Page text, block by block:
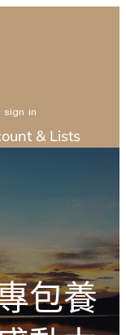
sign in
& Lists
包養